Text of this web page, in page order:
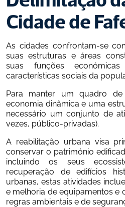
Cidade de
As cidades confrontam-se
suas estruturas e áreas
suas funções
características sociais da
Para manter um quadro
economia dinâmica e uma
necessário um conjunto de
vezes, público-privadas).
A reabilitação urbana visa
conservar o património
incluindo os seus
recuperação de edifícios
urbanas, estas atividades
e melhoria de equipamentos e
regras ambientais e de